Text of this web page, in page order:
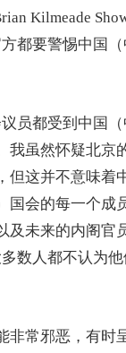
Kilmeade
都要警惕中国
员都受到中国
我虽然怀疑北京
但这并不意味着
国会的每一个成
及未来的内阁官
数人都不认为
非常邪恶，有时